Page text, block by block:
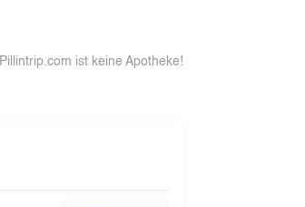
Pillintrip.com ist keine Apotheke!